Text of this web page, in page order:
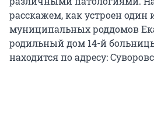
расскажем, как устроен один
муниципальных роддомов
родильный дом 14-й
находится по адресу: